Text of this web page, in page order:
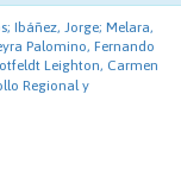
Ibáñez, Jorge; Melara,
Palomino, Fernando
Leighton, Carmen
Regional y